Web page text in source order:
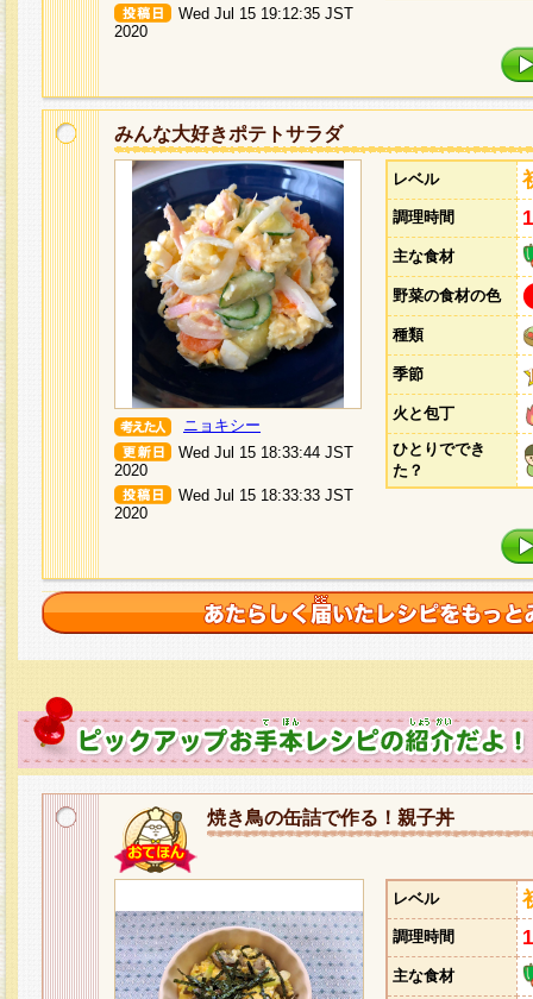
Wed Jul 15 19:12:35 JST
2020
みんな大好きポテトサラダ
ニョキシー
Wed Jul 15 18:33:44 JST
2020
Wed Jul 15 18:33:33 JST
2020
レベル
調理時間
主な食材
野菜の食材の色
種類
季節
火と包丁
ひとりででき
た？
焼き鳥の缶詰で作る！親子丼
レベル
調理時間
主な食材